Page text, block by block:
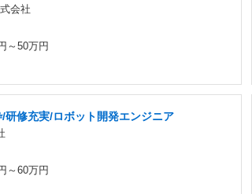
会社
～50万円
研修充実/ロボット開発エンジニア
～60万円